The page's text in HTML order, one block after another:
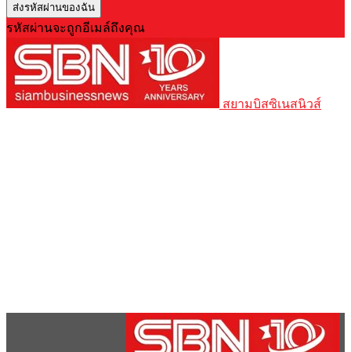
รหัสผ่านจะถูกอีเมล์ถึงคุณ
สยามบิสซิเนสนิวส์